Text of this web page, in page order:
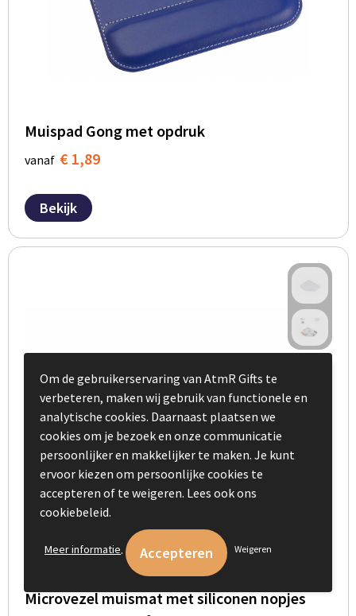
Muispad Gong met opdruk
vanaf € 1,89
Bekijk
Microvezel muismat met siliconen nopjes
Om de gebruikerservaring van AtmR Gifts te
verbeteren, maken wij gebruik van functionele en
analytische cookies. Daarnaast plaatsen we
cookies om je bezoek en onze communicatie
persoonlijker en makkelijker te maken. Je kunt
ervoor kiezen om persoonlijke cookies te
accepteren of te weigeren. Lees ook ons
cookiebeleid.
Meer informatie. Weigeren